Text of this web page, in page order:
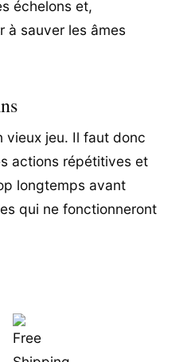
échelons et,
à sauver les âmes
vieux jeu. Il faut donc
actions répétitives et
longtemps avant
qui ne fonctionneront